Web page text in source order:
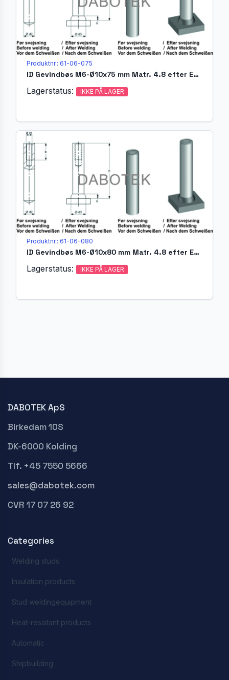
Produktnr.: 61-06-075
ID Gevindbøs M6-Ø10x75 mm Matr. 4.8 efter EN ISO 13918
Lagerstatus: IKKE PÅ LAGER
Produktnr.: 61-06-080
ID Gevindbøs M6-Ø10x80 mm Matr. 4.8 efter EN ISO 13918
Lagerstatus: IKKE PÅ LAGER
DABOTEK ApS
Birkedam 10S
DK-6000 Kolding
Tlf. +45 7550 5666
sales@dabotek.com
CVR 17 07 26 92
Categories
Welding studs
Insulation products
Stud weldingequipment
Heat-resistant products
Automatic
Shipbuilding